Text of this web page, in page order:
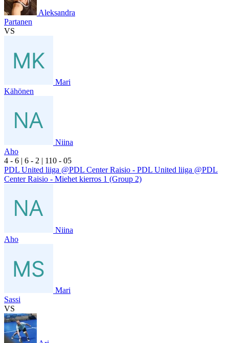
Aleksandra
Partanen
VS
Mari
Kähönen
Niina
Aho
4 - 6 | 6 - 2 | 110 - 05
PDL United liiga @PDL Center Raisio - PDL United liiga @PDL
Center Raisio - Miehet kierros 1 (Group 2)
Niina
Aho
Mari
Sassi
VS